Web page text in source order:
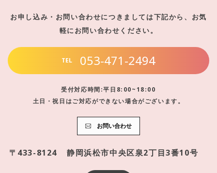
お申し込み・お問い合わせにつきましては下記から、お気
軽にお問い合わせください。
TEL 053-471-2494
受付対応時間:平日8:00~18:00
土日・祝日はご対応ができない場合がございます。
お問い合わせ
〒433-8124 静岡浜松市中央区泉2丁目3番10号